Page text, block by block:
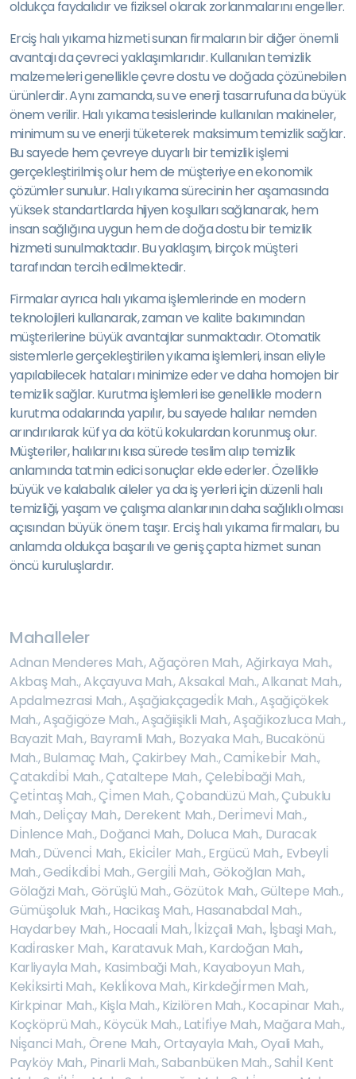
oldukça faydalıdır ve fiziksel olarak zorlanmalarını engeller.
Erciş halı yıkama hizmeti sunan firmaların bir diğer önemli
avantajı da çevreci yaklaşımlarıdır. Kullanılan temizlik
malzemeleri genellikle çevre dostu ve doğada çözünebilen
ürünlerdir. Aynı zamanda, su ve enerji tasarrufuna da büyük
önem verilir. Halı yıkama tesislerinde kullanılan makineler,
minimum su ve enerji tüketerek maksimum temizlik sağlar.
Bu sayede hem çevreye duyarlı bir temizlik işlemi
gerçekleştirilmiş olur hem de müşteriye en ekonomik
çözümler sunulur. Halı yıkama sürecinin her aşamasında
yüksek standartlarda hijyen koşulları sağlanarak, hem
insan sağlığına uygun hem de doğa dostu bir temizlik
hizmeti sunulmaktadır. Bu yaklaşım, birçok müşteri
tarafından tercih edilmektedir.
Firmalar ayrıca halı yıkama işlemlerinde en modern
teknolojileri kullanarak, zaman ve kalite bakımından
müşterilerine büyük avantajlar sunmaktadır. Otomatik
sistemlerle gerçekleştirilen yıkama işlemleri, insan eliyle
yapılabilecek hataları minimize eder ve daha homojen bir
temizlik sağlar. Kurutma işlemleri ise genellikle modern
kurutma odalarında yapılır, bu sayede halılar nemden
arındırılarak küf ya da kötü kokulardan korunmuş olur.
Müşteriler, halılarını kısa sürede teslim alıp temizlik
anlamında tatmin edici sonuçlar elde ederler. Özellikle
büyük ve kalabalık aileler ya da iş yerleri için düzenli halı
temizliği, yaşam ve çalışma alanlarının daha sağlıklı olması
açısından büyük önem taşır. Erciş halı yıkama firmaları, bu
anlamda oldukça başarılı ve geniş çapta hizmet sunan
öncü kuruluşlardır.
Mahalleler
Adnan Menderes Mah.,Ağaçören Mah.,Ağirkaya Mah.,
Akbaş Mah.,Akçayuva Mah.,Aksakal Mah.,Alkanat Mah.,
Apdalmezrasi Mah.,Aşağiakçagedi̇k Mah.,Aşağiçökek
Mah.,Aşağigöze Mah.,Aşağiişikli Mah.,Aşağikozluca Mah.,
Bayazit Mah., Bayramli Mah., Bozyaka Mah.,Bucakönü
Mah.,Bulamaç Mah.,Çakirbey Mah.,Cami̇kebi̇r Mah.,
Çatakdi̇bi̇ Mah.,Çataltepe Mah.,Çelebi̇baği Mah.,
Çeti̇ntaş Mah.,Çi̇men Mah.,Çobandüzü Mah.,Çubuklu
Mah.,Deli̇çay Mah., Derekent Mah.,Deri̇mevi̇ Mah.,
Di̇nlence Mah.,Doğanci Mah., Doluca Mah., Duracak
Mah.,Düvenci̇ Mah., Eki̇ci̇ler Mah.,Ergücü Mah., Evbeyli̇
Mah.,Gedi̇kdi̇bi̇ Mah.,Gergi̇li̇ Mah.,Gökoğlan Mah.,
Gölağzi Mah.,Görüşlü Mah.,Gözütok Mah.,Gültepe Mah.,
Gümüşoluk Mah.,Hacikaş Mah.,Hasanabdal Mah.,
Haydarbey Mah.,Hocaali̇ Mah.,İ̇ki̇zçali Mah., İ̇şbaşi Mah.,
Kadi̇rasker Mah., Karatavuk Mah.,Kardoğan Mah.,
Karliyayla Mah., Kasimbaği Mah.,Kayaboyun Mah.,
Keki̇ksirti Mah., Kekli̇kova Mah.,Kirkdeği̇rmen Mah.,
Kirkpinar Mah.,Kişla Mah.,Kizilören Mah.,Kocapinar Mah.,
Koçköprü Mah.,Köycük Mah.,Lati̇fi̇ye Mah.,Mağara Mah.,
Ni̇şanci Mah.,Örene Mah.,Ortayayla Mah.,Oyali Mah.,
Payköy Mah., Pinarli Mah.,Sabanbüken Mah.,Sahi̇l Kent